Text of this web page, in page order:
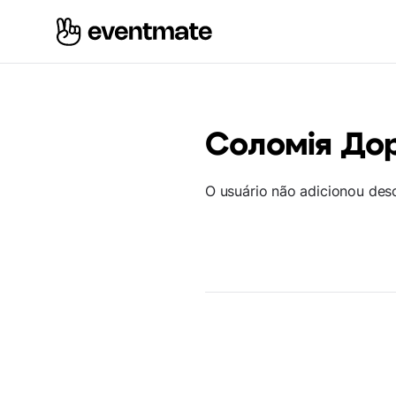
Соломія
O usuário não adicionou